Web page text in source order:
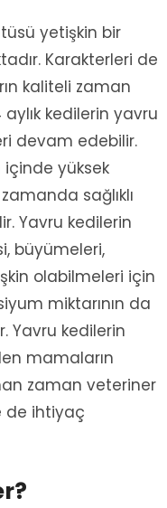
yetişkin bir
Karakterleri de
kaliteli zaman
kedilerin yavru
devam edebilir.
yüksek
sağlıklı
Yavru kedilerin
büyümeleri,
olabilmeleri için
miktarının da
Yavru kedilerin
mamaların
zaman veteriner
de ihtiyaç